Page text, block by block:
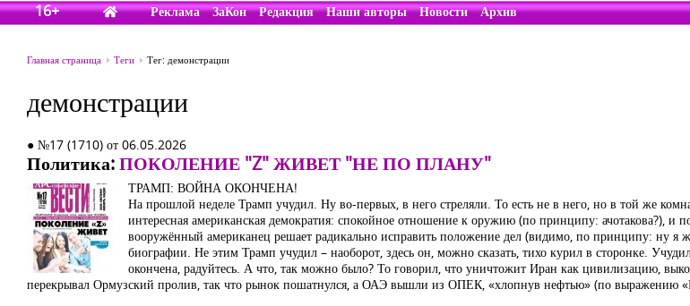
16+ Реклама ЗаКон Редакция Наши авторы Новости Архив
Главная страница Теги Тег: демонстрации
демонстрации
● №17 (1710) от 06.05.2026
Политика:ПОКОЛЕНИЕ "Z" ЖИВЕТ "НЕ ПО ПЛАНУ"
ТРАМП: ВОЙНА ОКОНЧЕНА!
На прошлой неделе Трамп учудил. Ну во-первых, в него стреляли. То есть не в него, но в той же
интересная американская демократия: спокойное отношение к оружию (по принципу: ачотакова?), и
вооружённый американец решает радикально исправить положение дел (видимо, по принципу: ну я
биографии. Не этим Трамп учудил – наоборот, здесь он, можно сказать, тихо курил в сторонке.
окончена, радуйтесь. А что, так можно было? То говорил, что уничтожит Иран как цивилизацию,
перекрывал Ормузский пролив, так что рынок пошатнулся, а ОАЭ вышли из ОПЕК, «хлопнув нефтью» (по выражению